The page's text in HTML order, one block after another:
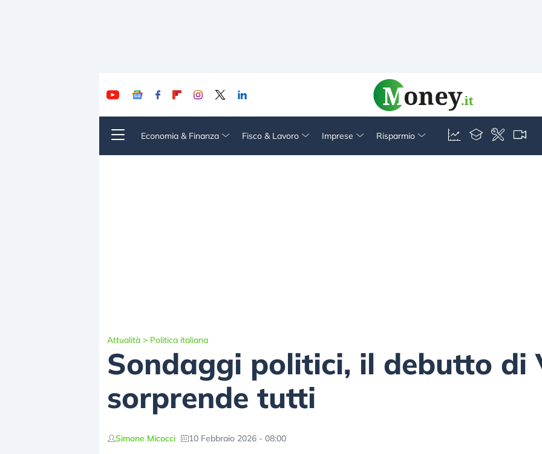
Economia & Finanza Fisco & Lavoro Imprese Risparmio
Attualità > Politica italiana
Sondaggi politici, il debutto di
sorprende tutti
Simone Micocci 10 Febbraio 2026 - 08:00